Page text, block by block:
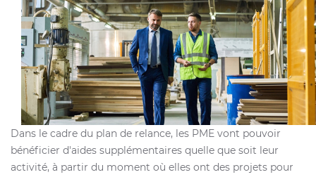
Dans le cadre du plan de relance, les PME vont pouvoir
bénéficier d'aides supplémentaires quelle que soit leur
activité, à partir du moment où elles ont des projets pour